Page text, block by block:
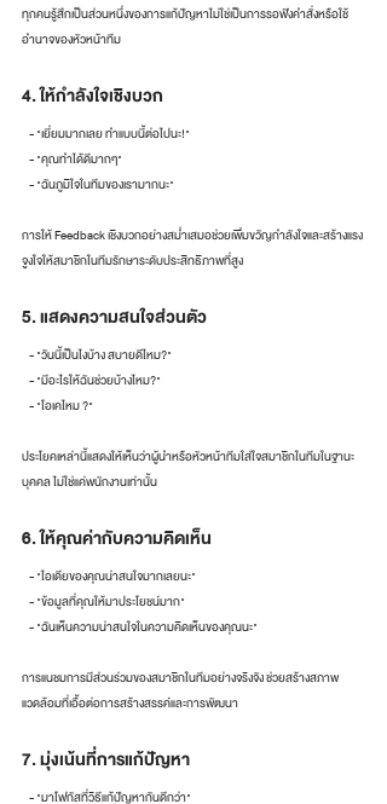
ทุกคนรู้สึกเป็นส่วนหนึ่งของการแก้ปัญหาไม่ใช่เป็นการรอฟังคำสั่งหรือใช้
อำนาจของหัวหน้าทีม
4. ให้กำลังใจเชิงบวก
   - "เยี่ยมมากเลย ทำแบบนี้ต่อไปนะ!"
   - "คุณทำได้ดีมากๆ"
   - "ฉันภูมิใจในทีมของเรามากนะ"
การให้ Feedback เชิงบวกอย่างสม่ำเสมอช่วยเพิ่มขวัญกำลังใจและสร้างแรง
จูงใจให้สมาชิกในทีมรักษาระดับประสิทธิภาพที่สูง
5. แสดงความสนใจส่วนตัว
   - "วันนี้เป็นไงบ้าง สบายดีไหม?"
   - "มีอะไรให้ฉันช่วยบ้างไหม?"
   - "โอเคไหม ?"
ประโยคเหล่านี้แสดงให้เห็นว่าผู้นำหรือหัวหน้าทีมใส่ใจสมาชิกในทีมในฐานะ
บุคคล ไม่ใช่แค่พนักงานเท่านั้น
6. ให้คุณค่ากับความคิดเห็น
   - "ไอเดียของคุณน่าสนใจมากเลยนะ"
   - "ข้อมูลที่คุณให้มาประโยชน์มาก"
   - "ฉันเห็นความน่าสนใจในความคิดเห็นของคุณนะ"
การแนชมการมีส่วนร่วมของสมาชิกในทีมอย่างจริงจัง ช่วยสร้างสภาพ
แวดล้อมที่เอื้อต่อการสร้างสรรค์และการพัฒนา
7. มุ่งเน้นที่การแก้ปัญหา
   - "มาโฟกัสที่วิธีแก้ปัญหากันดีกว่า"